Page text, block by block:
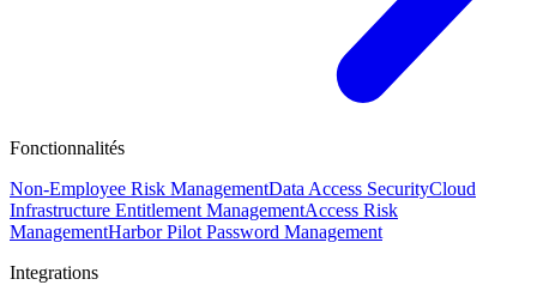
Fonctionnalités
Non-Employee Risk ManagementData Access SecurityCloud
Infrastructure Entitlement ManagementAccess Risk
ManagementHarbor Pilot Password Management
Integrations